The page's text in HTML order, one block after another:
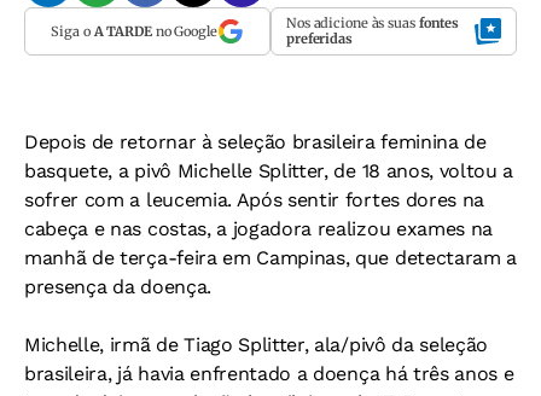
Siga o A TARDEno Google Nos adicione às suas fontes
preferidas
Depois de retornar à seleção brasileira feminina de
basquete, a pivô Michelle Splitter, de 18 anos, voltou a
sofrer com a leucemia. Após sentir fortes dores na
cabeça e nas costas, a jogadora realizou exames na
manhã de terça-feira em Campinas, que detectaram a
presença da doença.
Michelle, irmã de Tiago Splitter, ala/pivô da seleção
brasileira, já havia enfrentado a doença há três anos e